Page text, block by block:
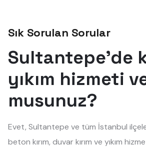
Sık Sorulan Sorular
Sultantepe'de
yıkım hizmeti
musunuz?
Evet, Sultantepe ve tüm İstanbul
beton kırım, duvar kırım ve yıkım